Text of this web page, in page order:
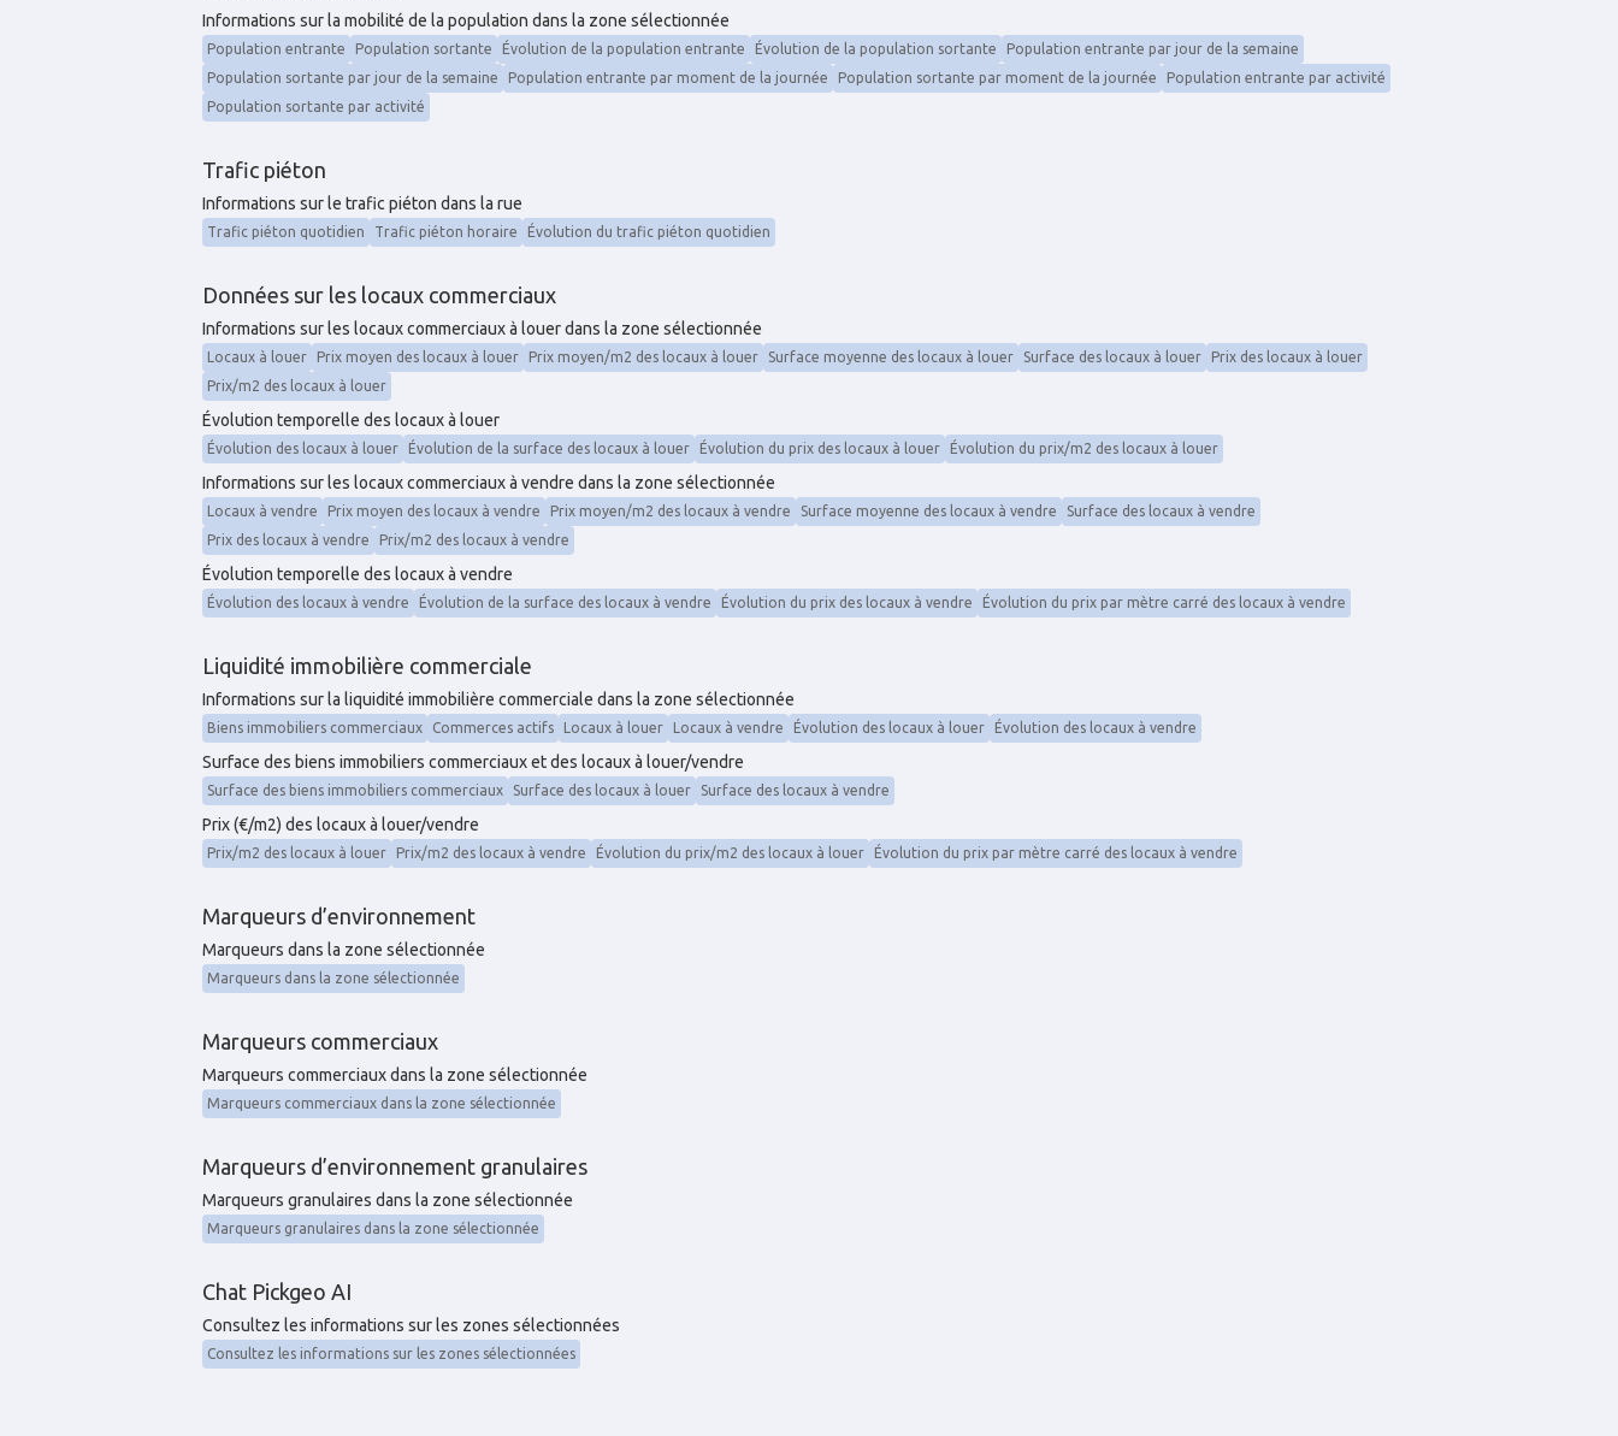
Informations sur la mobilité de la population dans la zone sélectionnée
Population entrante Population sortante Évolution de la population entrante Évolution de la population sortante
Population entrante par jour de la semaine
Population sortante par jour de la semaine
Population entrante par moment de la journée Population sortante par moment de la journée
Population entrante par activité
Population sortante par activité
Trafic piéton
Informations sur le trafic piéton dans la rue
Trafic piéton quotidien Trafic piéton horaire Évolution du trafic piéton quotidien
Données sur les locaux commerciaux
Informations sur les locaux commerciaux à louer dans la zone sélectionnée
Locaux à louer Prix moyen des locaux à louer Prix moyen/m2 des locaux à louer Surface moyenne des locaux à louer Surface des locaux à louer
Prix des locaux à louer
Prix/m2 des locaux à louer
Évolution temporelle des locaux à louer
Évolution des locaux à louer Évolution de la surface des locaux à louer Évolution du prix des locaux à louer Évolution du prix/m2 des locaux à louer
Informations sur les locaux commerciaux à vendre dans la zone sélectionnée
Locaux à vendre Prix moyen des locaux à vendre Prix moyen/m2 des locaux à vendre Surface moyenne des locaux à vendre
Surface des locaux à vendre
Prix des locaux à vendre
Prix/m2 des locaux à vendre
Évolution temporelle des locaux à vendre
Évolution des locaux à vendre Évolution de la surface des locaux à vendre Évolution du prix des locaux à vendre Évolution du prix par mètre carré des locaux à vendre
Liquidité immobilière commerciale
Informations sur la liquidité immobilière commerciale dans la zone sélectionnée
Biens immobiliers commerciaux Commerces actifs Locaux à louer Locaux à vendre Évolution des locaux à louer Évolution des locaux à vendre
Surface des biens immobiliers commerciaux et des locaux à louer/vendre
Surface des biens immobiliers commerciaux Surface des locaux à louer Surface des locaux à vendre
Prix (€/m2) des locaux à louer/vendre
Prix/m2 des locaux à louer Prix/m2 des locaux à vendre Évolution du prix/m2 des locaux à louer Évolution du prix par mètre carré des locaux à vendre
Marqueurs d’environnement
Marqueurs dans la zone sélectionnée
Marqueurs dans la zone sélectionnée
Marqueurs commerciaux
Marqueurs commerciaux dans la zone sélectionnée
Marqueurs commerciaux dans la zone sélectionnée
Marqueurs d’environnement granulaires
Marqueurs granulaires dans la zone sélectionnée
Marqueurs granulaires dans la zone sélectionnée
Chat Pickgeo AI
Consultez les informations sur les zones sélectionnées
Consultez les informations sur les zones sélectionnées